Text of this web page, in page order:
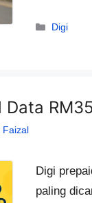
Digi
Faizal
Digi
paling